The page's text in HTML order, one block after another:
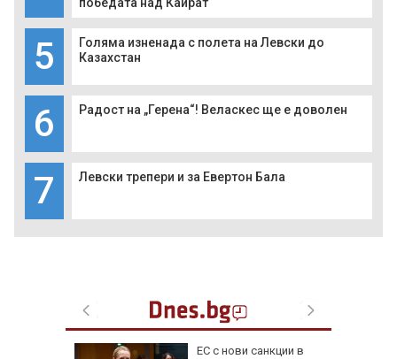
5
Голяма изненада с полета на Левски до
Казахстан
6 Радост на „Герена“! Веласкес ще е доволен
7 Левски трепери и за Евертон Бала
ЕС с нови санкции в